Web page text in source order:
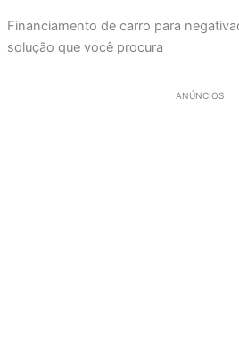
Financiamento de carro para
solução que você procura
ANÚNCIOS